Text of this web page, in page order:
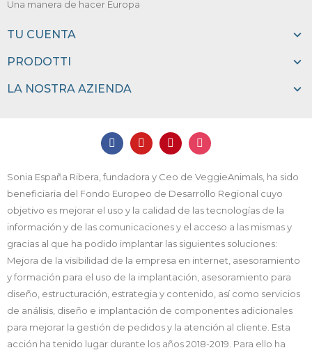
Una manera de hacer Europa
TU CUENTA
PRODOTTI
LA NOSTRA AZIENDA
Sonia España Ribera, fundadora y Ceo de VeggieAnimals, ha sido
beneficiaria del Fondo Europeo de Desarrollo Regional cuyo
objetivo es mejorar el uso y la calidad de las tecnologías de la
información y de las comunicaciones y el acceso a las mismas y
gracias al que ha podido implantar las siguientes soluciones:
Mejora de la visibilidad de la empresa en internet, asesoramiento
y formación para el uso de la implantación, asesoramiento para
diseño, estructuración, estrategia y contenido, así como servicios
de análisis, diseño e implantación de componentes adicionales
para mejorar la gestión de pedidos y la atención al cliente. Esta
acción ha tenido lugar durante los años 2018-2019. Para ello ha